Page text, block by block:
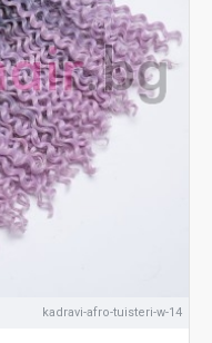
kadravi-afro-tuisteri-w-14